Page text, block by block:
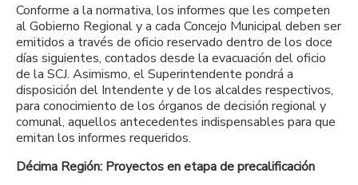
Conforme a la normativa, los informes que les competen
al Gobierno Regional y a cada Concejo Municipal deben ser
emitidos a través de oficio reservado dentro de los doce
días siguientes, contados desde la evacuación del oficio
de la SCJ. Asimismo, el Superintendente pondrá a
disposición del Intendente y de los alcaldes respectivos,
para conocimiento de los órganos de decisión regional y
comunal, aquellos antecedentes indispensables para que
emitan los informes requeridos.
Décima Región: Proyectos en etapa de precalificación